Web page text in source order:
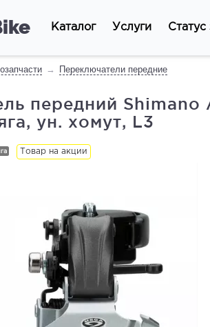
Каталог Услуги Статус
Переключатели передние
передний Shimano
ун. хомут, L3
Товар на акции